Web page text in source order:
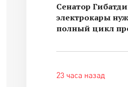
Сенатор
электрокары
полный цикл
23 часа назад